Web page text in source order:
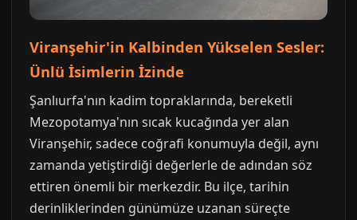
Viranşehir'in Kalbinden Yükselen Sesler:
Ünlü İsimlerin İzinde
Şanlıurfa'nın kadim topraklarında, bereketli
Mezopotamya'nın sıcak kucağında yer alan
Viranşehir, sadece coğrafi konumuyla değil, aynı
zamanda yetiştirdiği değerlerle de adından söz
ettiren önemli bir merkezdir. Bu ilçe, tarihin
derinliklerinden günümüze uzanan süreçte